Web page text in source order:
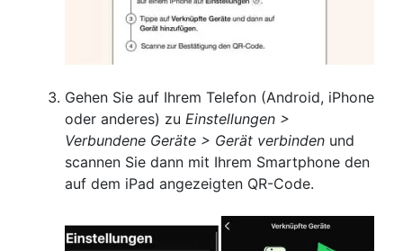
Gehen Sie auf Ihrem Telefon (Android, iPhone
oder anderes) zu Einstellungen >
Verbundene Geräte > Gerät verbinden und
scannen Sie dann mit Ihrem Smartphone den
auf dem iPad angezeigten QR-Code.